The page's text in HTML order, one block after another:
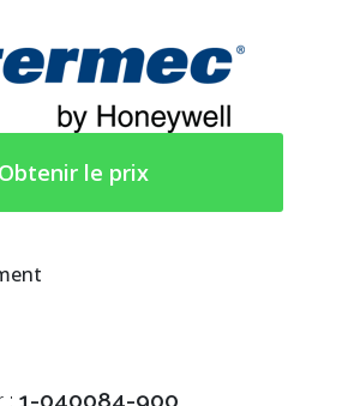
Obtenir le prix
: 1-040084-900